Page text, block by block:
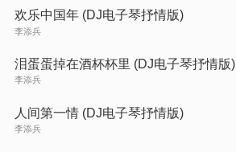
欢乐中国年 (DJ电子琴抒情版)
李添兵
泪蛋蛋掉在酒杯杯里 (DJ电子琴抒情版)
李添兵
人间第一情 (DJ电子琴抒情版)
李添兵